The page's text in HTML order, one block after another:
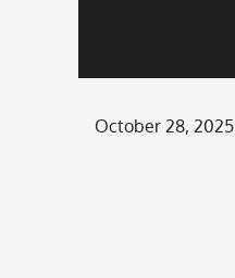
Posted
October 28, 2025